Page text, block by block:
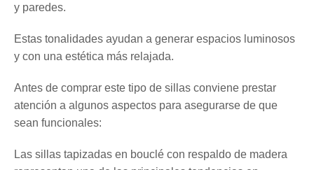
y paredes.
Estas tonalidades ayudan a generar espacios luminosos
y con una estética más relajada.
Antes de comprar este tipo de sillas conviene prestar
atención a algunos aspectos para asegurarse de que
sean funcionales:
Las sillas tapizadas en bouclé con respaldo de madera